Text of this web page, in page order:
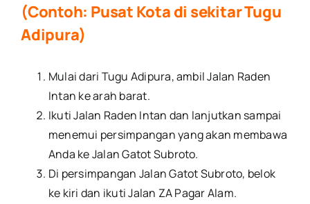
(Contoh: Pusat Kota di sekitar Tugu
Adipura)
Mulai dari Tugu Adipura, ambil Jalan Raden
Intan ke arah barat.
Ikuti Jalan Raden Intan dan lanjutkan sampai
menemui persimpangan yang akan membawa
Anda ke Jalan Gatot Subroto.
Di persimpangan Jalan Gatot Subroto, belok
ke kiri dan ikuti Jalan ZA Pagar Alam.